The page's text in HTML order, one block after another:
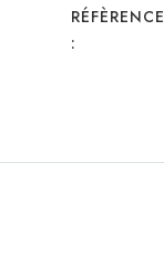
RÉFÈRENCE
: